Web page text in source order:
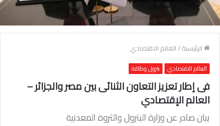
الرئيسية/العالم الاقتصادي
العالم الاقتصادي بترول وطاقة
فى إطار تعزيز التعاون الثنائى بين مصر والجزائر –
العالم الإقتصادي
بيان صادر عن وزارة البترول والثروة المعدنية